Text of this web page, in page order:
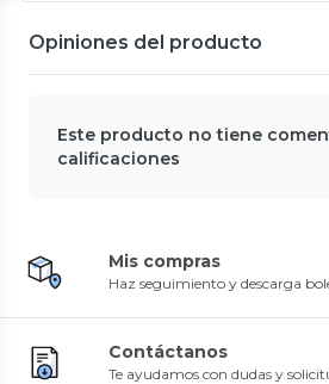
Opiniones del producto
Este producto no tiene
calificaciones
Mis compras
Haz seguimiento y descarga
Contáctanos
Te ayudamos con dudas y